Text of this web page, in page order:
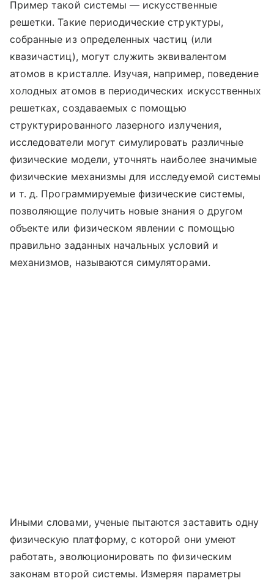
Пример такой системы — искусственные
решетки. Такие периодические структуры,
собранные из определенных частиц (или
квазичастиц), могут служить эквивалентом
атомов в кристалле. Изучая, например, поведение
холодных атомов в периодических искусственных
решетках, создаваемых с помощью
структурированного лазерного излучения,
исследователи могут симулировать различные
физические модели, уточнять наиболее значимые
физические механизмы для исследуемой системы
и т. д. Программируемые физические системы,
позволяющие получить новые знания о другом
объекте или физическом явлении с помощью
правильно заданных начальных условий и
механизмов, называются симуляторами.
Иными словами, ученые пытаются заставить одну
физическую платформу, с которой они умеют
работать, эволюционировать по физическим
законам второй системы. Измеряя параметры